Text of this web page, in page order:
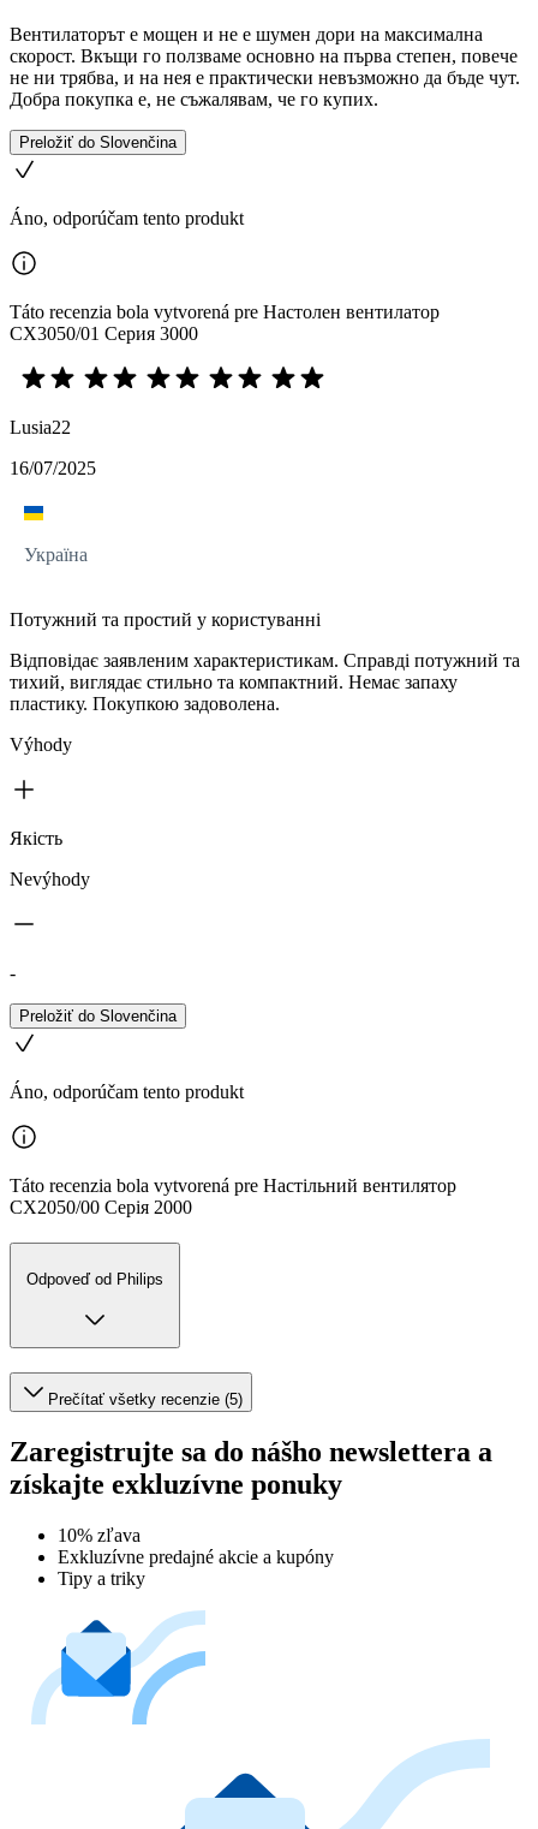
Вентилаторът е мощен и не е шумен дори на максимална
скорост. Вкъщи го ползваме основно на първа степен, повече
не ни трябва, и на нея е практически невъзможно да бъде чут.
Добра покупка е, не съжалявам, че го купих.
Preložiť do Slovenčina
Áno, odporúčam tento produkt
Táto recenzia bola vytvorená pre Настолен вентилатор
CX3050/01 Серия 3000
Lusia22
16/07/2025
Україна
Потужний та простий у користуванні
Відповідає заявленим характеристикам. Справді потужний та
тихий, виглядає стильно та компактний. Немає запаху
пластику. Покупкою задоволена.
Výhody
Якість
Nevýhody
-
Preložiť do Slovenčina
Áno, odporúčam tento produkt
Táto recenzia bola vytvorená pre Настільний вентилятор
CX2050/00 Серія 2000
Odpoveď od Philips
Prečítať všetky recenzie (5)
Zaregistrujte sa do nášho newslettera a
získajte exkluzívne ponuky
10% zľava
Exkluzívne predajné akcie a kupóny
Tipy a triky